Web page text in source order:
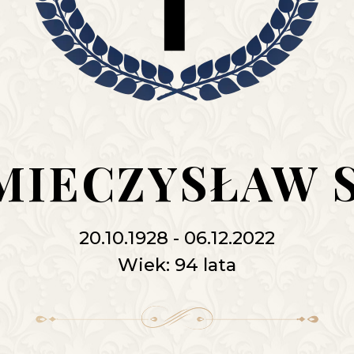
20.10.1928 - 06.12.2022
Wiek: 94 lata